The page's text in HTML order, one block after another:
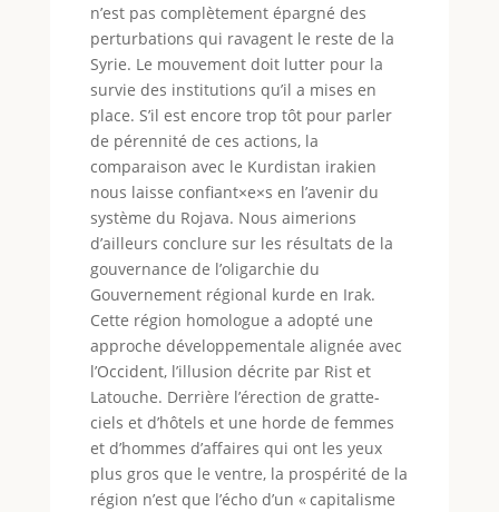
n’est pas complètement épargné des
perturbations qui ravagent le reste de la
Syrie. Le mouvement doit lutter pour la
survie des institutions qu’il a mises en
place. S’il est encore trop tôt pour parler
de pérennité de ces actions, la
comparaison avec le Kurdistan irakien
nous laisse confiant×e×s en l’avenir du
système du Rojava. Nous aimerions
d’ailleurs conclure sur les résultats de la
gouvernance de l’oligarchie du
Gouvernement régional kurde en Irak.
Cette région homologue a adopté une
approche développementale alignée avec
l’Occident, l’illusion décrite par Rist et
Latouche. Derrière l’érection de gratte-
ciels et d’hôtels et une horde de femmes
et d’hommes d’affaires qui ont les yeux
plus gros que le ventre, la prospérité de la
région n’est que l’écho d’un « capitalisme